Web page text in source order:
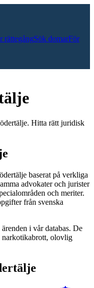
rättegångSök domarFör
Hitta rätt juridisk
baserat på verkliga
advokater och jurister
och meriter.
från svenska
ärenden i vår databas. De
narkotikabrott, olovlig